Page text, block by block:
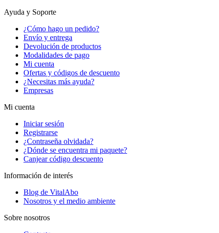
Ayuda y Soporte
¿Cómo hago un pedido?
Envío y entrega
Devolución de productos
Modalidades de pago
Mi cuenta
Ofertas y códigos de descuento
¿Necesitas más ayuda?
Empresas
Mi cuenta
Iniciar sesión
Registrarse
¿Contraseña olvidada?
¿Dónde se encuentra mi paquete?
Canjear código descuento
Información de interés
Blog de VitalAbo
Nosotros y el medio ambiente
Sobre nosotros